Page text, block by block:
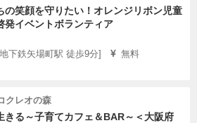
の笑顔を守りたい！オレンジリボン児童
発イベントボランティア
下鉄矢場町駅 徒歩9分]
無料
クレオの森
きる～子育てカフェ＆BAR～＜大阪府